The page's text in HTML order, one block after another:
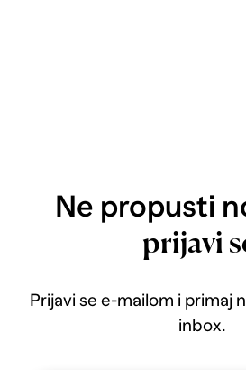
Ne propusti
prijavi
Prijavi se e-mailom i primaj
inbox.